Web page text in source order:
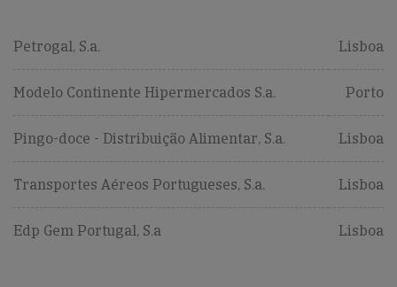
Petrogal, S.a. Lisboa
Modelo Continente Hipermercados S.a. Porto
Pingo-doce - Distribuição Alimentar, S.a. Lisboa
Transportes Aéreos Portugueses, S.a. Lisboa
Edp Gem Portugal, S.a Lisboa